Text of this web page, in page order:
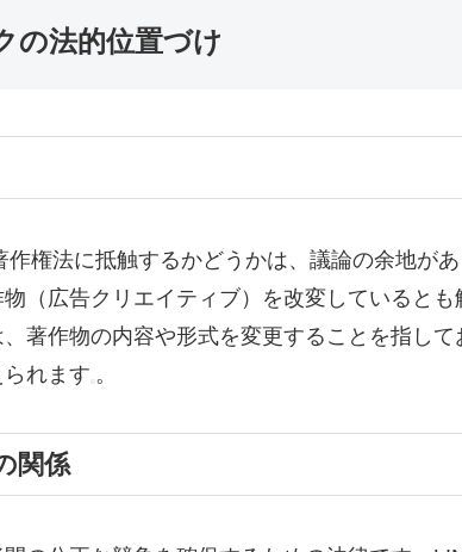
の法的位置づけ
権法に抵触するかどうかは、議論の余地が
（広告クリエイティブ）を改変しているとも
著作物の内容や形式を変更することを指し
れます 。
関係